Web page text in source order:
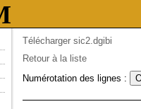
Télécharger sic2.dgibi
Retour à la liste
Numérotation des lignes :